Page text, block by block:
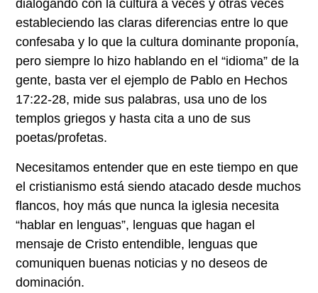
dialogando con la cultura a veces y otras veces
estableciendo las claras diferencias entre lo que
confesaba y lo que la cultura dominante proponía,
pero siempre lo hizo hablando en el “idioma” de la
gente, basta ver el ejemplo de Pablo en Hechos
17:22-28, mide sus palabras, usa uno de los
templos griegos y hasta cita a uno de sus
poetas/profetas.
Necesitamos entender que en este tiempo en que
el cristianismo está siendo atacado desde muchos
flancos, hoy más que nunca la iglesia necesita
“hablar en lenguas”, lenguas que hagan el
mensaje de Cristo entendible, lenguas que
comuniquen buenas noticias y no deseos de
dominación.